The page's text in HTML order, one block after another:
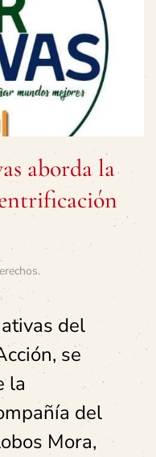
aborda la
.
del
se
la
del
Mora,